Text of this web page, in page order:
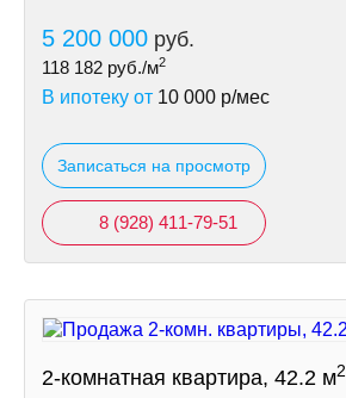
5 200 000 руб.
118 182 руб./м2
В ипотеку от 10 000 р/мес
Записаться на просмотр
8 (928) 411-79-51
2-комнатная квартира, 42.2 м2